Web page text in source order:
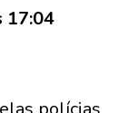
17:04